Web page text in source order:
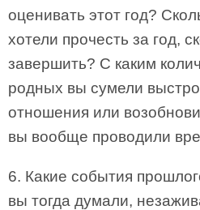
оценивать этот год?
хотели прочесть за год,
завершить? С каким
родных вы сумели
отношения или
вы вообще проводили
6. Какие события
вы тогда думали,